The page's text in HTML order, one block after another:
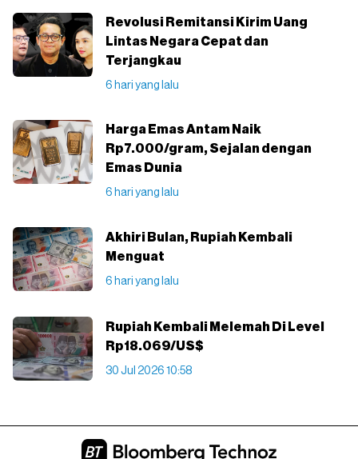
Revolusi Remitansi Kirim Uang
Lintas Negara Cepat dan
Terjangkau
6 hari yang lalu
Harga Emas Antam Naik
Rp7.000/gram, Sejalan dengan
Emas Dunia
6 hari yang lalu
Akhiri Bulan, Rupiah Kembali
Menguat
6 hari yang lalu
Rupiah Kembali Melemah Di Level
Rp18.069/US$
30 Jul 2026 10:58